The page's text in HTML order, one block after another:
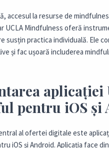
accesul la resurse de
UCLA Mindfulness oferă
susțin practica individuală. Ele
și fac ușoară includerea
aplicației
pentru iOS și
al ofertei digitale este
iOS și Android. Aplicația face